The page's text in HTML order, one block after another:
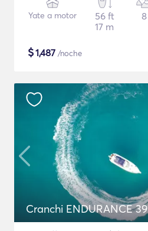
Yate a motor
56 ft
17 m
8
$1,487 /noche
Cranchi ENDURANCE 39